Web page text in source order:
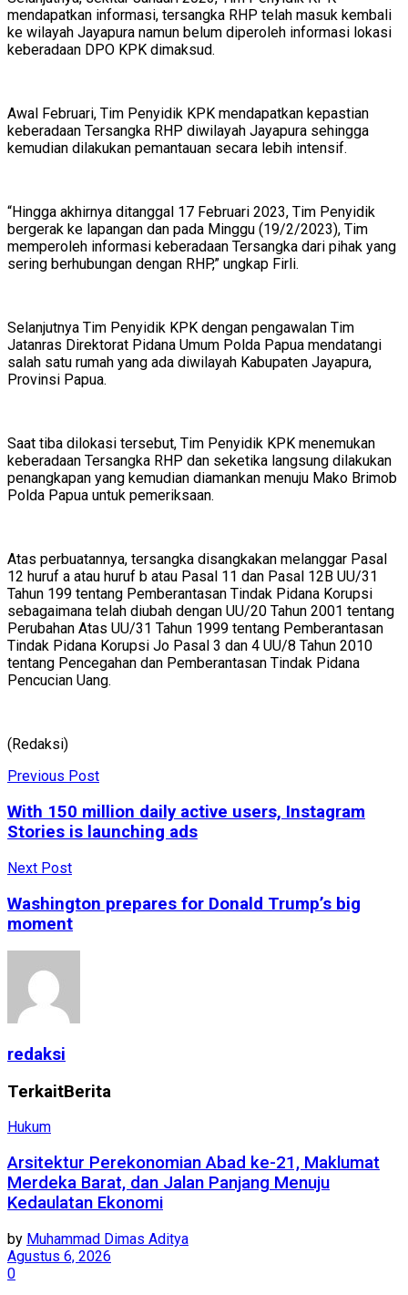
mendapatkan informasi, tersangka RHP telah masuk kembali
ke wilayah Jayapura namun belum diperoleh informasi lokasi
keberadaan DPO KPK dimaksud.
Awal Februari, Tim Penyidik KPK mendapatkan kepastian
keberadaan Tersangka RHP diwilayah Jayapura sehingga
kemudian dilakukan pemantauan secara lebih intensif.
“Hingga akhirnya ditanggal 17 Februari 2023, Tim Penyidik
bergerak ke lapangan dan pada Minggu (19/2/2023), Tim
memperoleh informasi keberadaan Tersangka dari pihak yang
sering berhubungan dengan RHP,” ungkap Firli.
Selanjutnya Tim Penyidik KPK dengan pengawalan Tim
Jatanras Direktorat Pidana Umum Polda Papua mendatangi
salah satu rumah yang ada diwilayah Kabupaten Jayapura,
Provinsi Papua.
Saat tiba dilokasi tersebut, Tim Penyidik KPK menemukan
keberadaan Tersangka RHP dan seketika langsung dilakukan
penangkapan yang kemudian diamankan menuju Mako Brimob
Polda Papua untuk pemeriksaan.
Atas perbuatannya, tersangka disangkakan melanggar Pasal
12 huruf a atau huruf b atau Pasal 11 dan Pasal 12B UU/31
Tahun 199 tentang Pemberantasan Tindak Pidana Korupsi
sebagaimana telah diubah dengan UU/20 Tahun 2001 tentang
Perubahan Atas UU/31 Tahun 1999 tentang Pemberantasan
Tindak Pidana Korupsi Jo Pasal 3 dan 4 UU/8 Tahun 2010
tentang Pencegahan dan Pemberantasan Tindak Pidana
Pencucian Uang.
(Redaksi)
Previous Post
With 150 million daily active users, Instagram
Stories is launching ads
Next Post
Washington prepares for Donald Trump’s big
moment
redaksi
TerkaitBerita
Hukum
Arsitektur Perekonomian Abad ke-21, Maklumat
Merdeka Barat, dan Jalan Panjang Menuju
Kedaulatan Ekonomi
by Muhammad Dimas Aditya
Agustus 6, 2026
0